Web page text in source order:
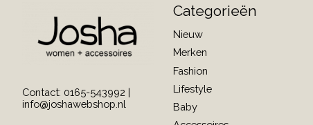
Contact: 0165-543992 |
info@joshawebshop.nl
Categorieën
Nieuw
Merken
Fashion
Lifestyle
Baby